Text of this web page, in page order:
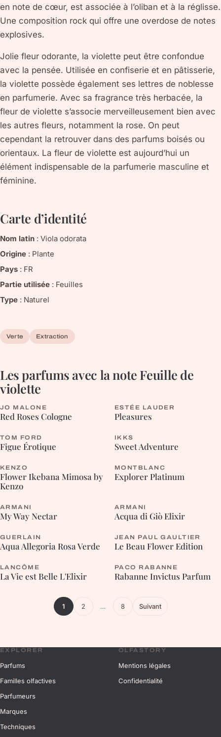
en note de cœur, est associée à l’oliban et à la réglisse.
Une composition rock qui offre une overdose de notes
explosives.
Jolie fleur odorante, la violette peut être confondue
avec la pensée. Utilisée en confiserie et en pâtisserie,
la violette possède également ses lettres de noblesse
en parfumerie. Avec sa fragrance très herbacée, la
fleur de violette s’associe merveilleusement bien avec
les autres fleurs, notamment la rose. On peut
cependant la retrouver dans des parfums boisés ou
orientaux. La fleur de violette est aujourd’hui un
élément indispensable de la parfumerie masculine et
féminine.
Carte d’identité
Nom latin : Viola odorata
Origine : Plante
Pays : FR
Partie utilisée : Feuilles
Type : Naturel
Verte Extraction
Les parfums avec la note Feuille de
violette
FLEURIE
JO MALONE
Red Roses Cologne
ESTÉE LAUDER
Pleasures
FRUITÉE
TOM FORD
Figue Érotique
IKKS
Sweet Adventure
FLEURIE
KENZO
Flower Ikebana Mimosa by
Kenzo
BOISÉE
MONTBLANC
Explorer Platinum
FLEURIE
ARMANI
My Way Nectar BOISÉE
ARMANI
Acqua di Giò Elixir
AROMATIQUE
GUERLAIN
Aqua Allegoria Rosa Verde
JEAN PAUL GAULTIER
Le Beau Flower Edition
LANCÔME
La Vie est Belle L'Elixir
PACO RABANNE
Rabanne Invictus Parfum
1 2 … 8 Suivant
EXPLORER
Parfums
Familles olfactives
Parfumeurs
Marques
Techniques
OLFASTORY
Mentions légales
Confidentialité